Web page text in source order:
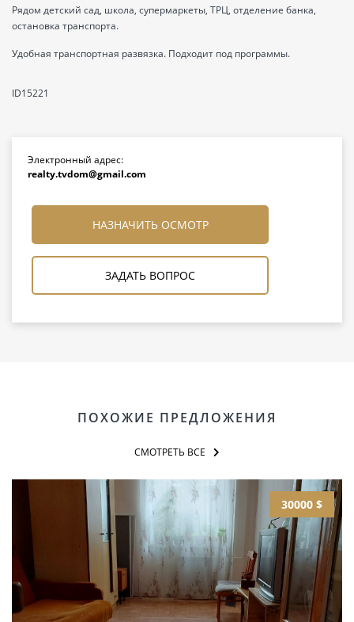
Рядом детский сад, школа, супермаркеты, ТРЦ, отделение банка,
остановка транспорта.
Удобная транспортная развязка. Подходит под программы.
ID15221
Электронный адрес:
realty.tvdom@gmail.com
НАЗНАЧИТЬ ОСМОТР
ЗАДАТЬ ВОПРОС
ПОХОЖИЕ ПРЕДЛОЖЕНИЯ
СМОТРЕТЬ ВСЕ
30000 $